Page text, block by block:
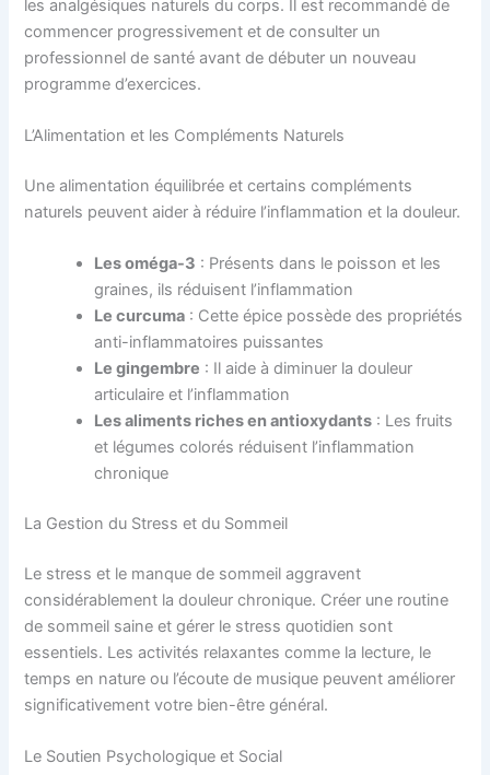
les analgésiques naturels du corps. Il est recommandé de
commencer progressivement et de consulter un
professionnel de santé avant de débuter un nouveau
programme d’exercices.
L’Alimentation et les Compléments Naturels
Une alimentation équilibrée et certains compléments
naturels peuvent aider à réduire l’inflammation et la douleur.
Les oméga-3 : Présents dans le poisson et les
graines, ils réduisent l’inflammation
Le curcuma : Cette épice possède des propriétés
anti-inflammatoires puissantes
Le gingembre : Il aide à diminuer la douleur
articulaire et l’inflammation
Les aliments riches en antioxydants : Les fruits
et légumes colorés réduisent l’inflammation
chronique
La Gestion du Stress et du Sommeil
Le stress et le manque de sommeil aggravent
considérablement la douleur chronique. Créer une routine
de sommeil saine et gérer le stress quotidien sont
essentiels. Les activités relaxantes comme la lecture, le
temps en nature ou l’écoute de musique peuvent améliorer
significativement votre bien-être général.
Le Soutien Psychologique et Social